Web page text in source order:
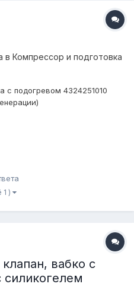
в Компресcор и подготовка
с подогревом 4324251010
1 )
вабко с